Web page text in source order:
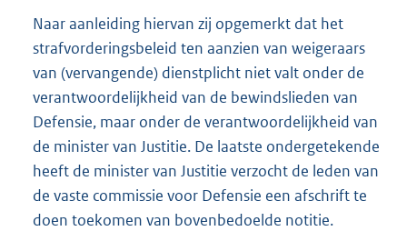
Naar aanleiding hiervan zij opgemerkt dat het
strafvorderingsbeleid ten aanzien van weigeraars
van (vervangende) dienstplicht niet valt onder de
verantwoordelijkheid van de bewindslieden van
Defensie, maar onder de verantwoordelijkheid van
de minister van Justitie. De laatste ondergetekende
heeft de minister van Justitie verzocht de leden van
de vaste commissie voor Defensie een afschrift te
doen toekomen van bovenbedoelde notitie.